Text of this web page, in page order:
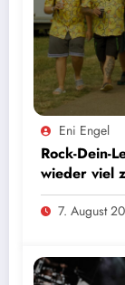
Eni Engel
Rock-Dein-
wieder viel
7. August